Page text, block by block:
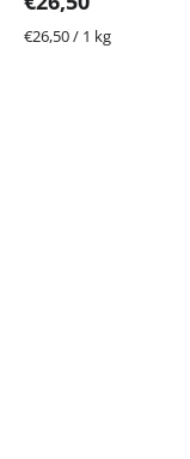
Jednotková
€26,50 / 1 kg